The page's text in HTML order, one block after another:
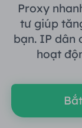
Proxy
Proxy
PROXY DÂN CƯ
Ủy
Proxy
Data for
THEO TRƯỜNG
Tài nguyên
Proxy
tư giúp
bạn. IP dân
hoạt